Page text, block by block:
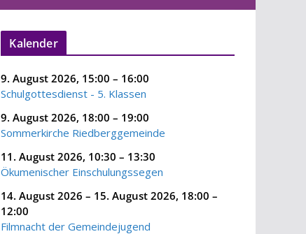
Kalender
9. August 2026, 15:00 – 16:00
Schulgottesdienst - 5. Klassen
9. August 2026, 18:00 – 19:00
Sommerkirche Riedberggemeinde
11. August 2026, 10:30 – 13:30
Ökumenischer Einschulungssegen
14. August 2026 – 15. August 2026, 18:00 –
12:00
Filmnacht der Gemeindejugend